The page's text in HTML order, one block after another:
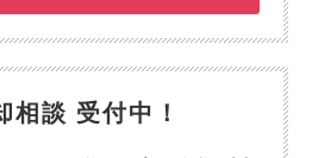
相談 受付中！